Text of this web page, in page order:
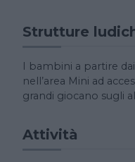
Strutture
I bambini a partire
nell’area Mini ad
grandi giocano sugli
Attività